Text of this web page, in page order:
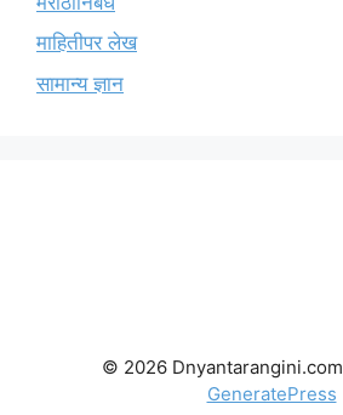
माहितीपर लेख
सामान्य ज्ञान
© 2026 Dnyantarangini.com
GeneratePress